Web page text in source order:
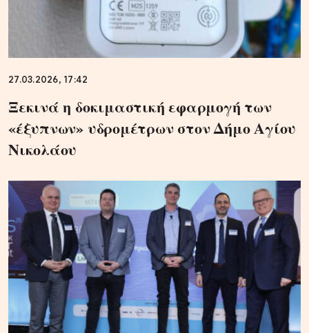
27.03.2026, 17:42
Ξεκινά η δοκιμαστική εφαρμογή των
«έξυπνων» υδρομέτρων στον Δήμο Αγίου
Νικολάου